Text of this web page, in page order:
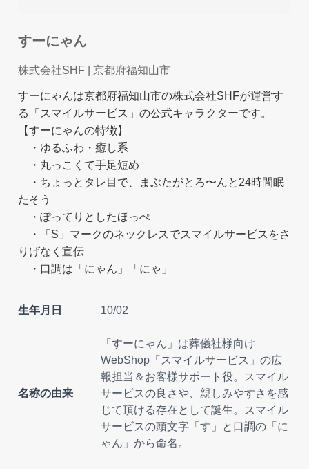
すーにゃん
株式会社SHF | 京都府福知山市
すーにゃんは京都府福知山市の株式会社SHFが運営す
る「スマイルサービス」の公式キャラクターです。
【すーにゃんの特徴】
・ゆるふわ・癒し系
・丸っこくて手足短め
・ちょっとタレ目で、まぶたがとろ〜んと24時間眠
たそう
・ぽってりとしたほっぺ
・「S」マークのネックレスでスマイルサービスをさ
りげなく宣伝
・口調は「にゃん」「にゃ」
生年月日 10/02
名称の由来
「すーにゃん」は葬儀社様向け
WebShop「スマイルサービス」の広
報担当＆お客様サポート役。スマイル
サービスの良さや、親しみやすさを感
じて頂ける存在として誕生。スマイル
サービスの頭文字「す」と口調の「に
ゃん」から命名。